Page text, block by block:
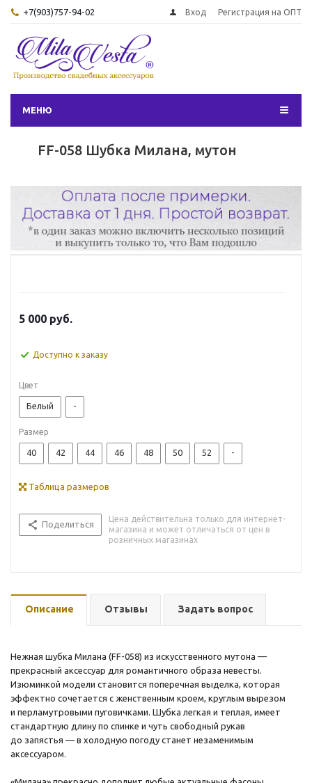
+7(903)757-94-02 Вход Регистрация на ОПТ
МЕНЮ
FF-058 Шубка Милана, мутон
5 000 руб.
Доступно к заказу
Цвет
Белый -
Размер
40 42 44 46 48 50 52 -
Таблица размеров
Поделиться
Цена действительна только для интернет-
магазина и может отличаться от цен в
розничных магазинах
Описание Отзывы Задать вопрос
Нежная шубка Милана (FF-058) из искусственного мутона —
прекрасный аксессуар для романтичного образа невесты.
Изюминкой модели становится поперечная выделка, которая
эффектно сочетается с женственным кроем, круглым вырезом
и перламутровыми пуговичками. Шубка легкая и теплая, имеет
стандартную длину по спинке и чуть свободный рукав
до запястья — в холодную погоду станет незаменимым
аксессуаром.